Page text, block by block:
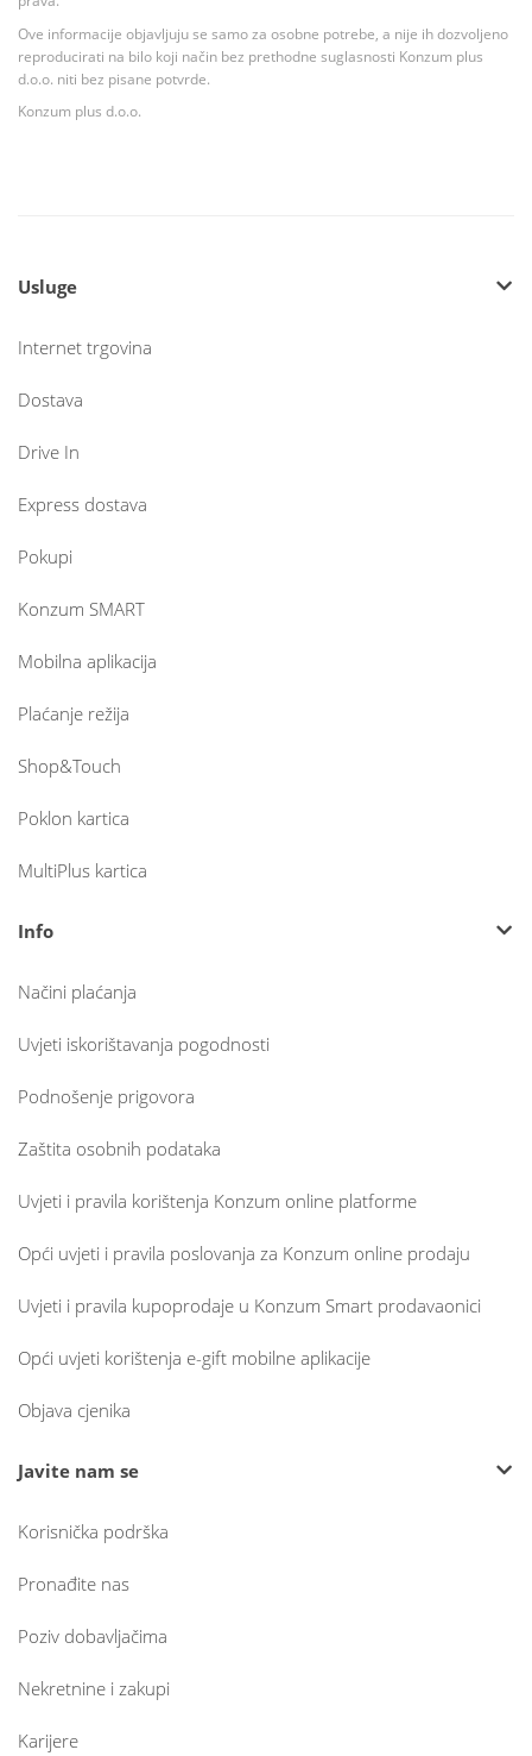
Ove informacije objavljuju se samo za osobne potrebe, a nije ih dozvoljeno
reproducirati na bilo koji način bez prethodne suglasnosti Konzum plus
d.o.o. niti bez pisane potvrde.
Konzum plus d.o.o.
Usluge
Internet trgovina
Dostava
Drive In
Express dostava
Pokupi
Konzum SMART
Mobilna aplikacija
Plaćanje režija
Shop&Touch
Poklon kartica
MultiPlus kartica
Info
Načini plaćanja
Uvjeti iskorištavanja pogodnosti
Podnošenje prigovora
Zaštita osobnih podataka
Uvjeti i pravila korištenja Konzum online platforme
Opći uvjeti i pravila poslovanja za Konzum online prodaju
Uvjeti i pravila kupoprodaje u Konzum Smart prodavaonici
Opći uvjeti korištenja e-gift mobilne aplikacije
Objava cjenika
Javite nam se
Korisnička podrška
Pronađite nas
Poziv dobavljačima
Nekretnine i zakupi
Karijere